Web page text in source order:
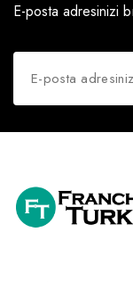
E-posta adresinizi